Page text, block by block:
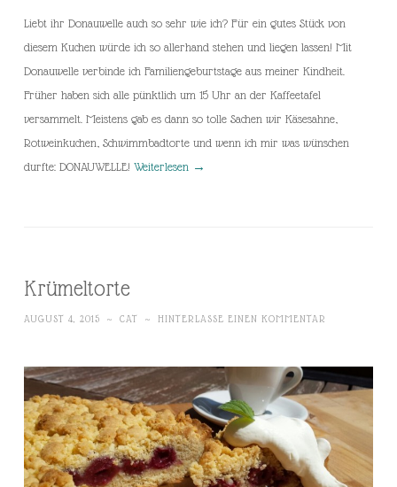
Liebt ihr Donauwelle auch so sehr wie ich? Für ein gutes Stück von
diesem Kuchen würde ich so allerhand stehen und liegen lassen! Mit
Donauwelle verbinde ich Familiengeburtstage aus meiner Kindheit.
Früher haben sich alle pünktlich um 15 Uhr an der Kaffeetafel
versammelt. Meistens gab es dann so tolle Sachen wir Käsesahne,
Rotweinkuchen, Schwimmbadtorte und wenn ich mir was wünschen
durfte: DONAUWELLE! Weiterlesen →
Krümeltorte
AUGUST 4, 2015 ~ CAT ~ HINTERLASSE EINEN KOMMENTAR